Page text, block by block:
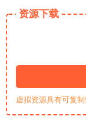
资源下载
虚拟资源具有可复